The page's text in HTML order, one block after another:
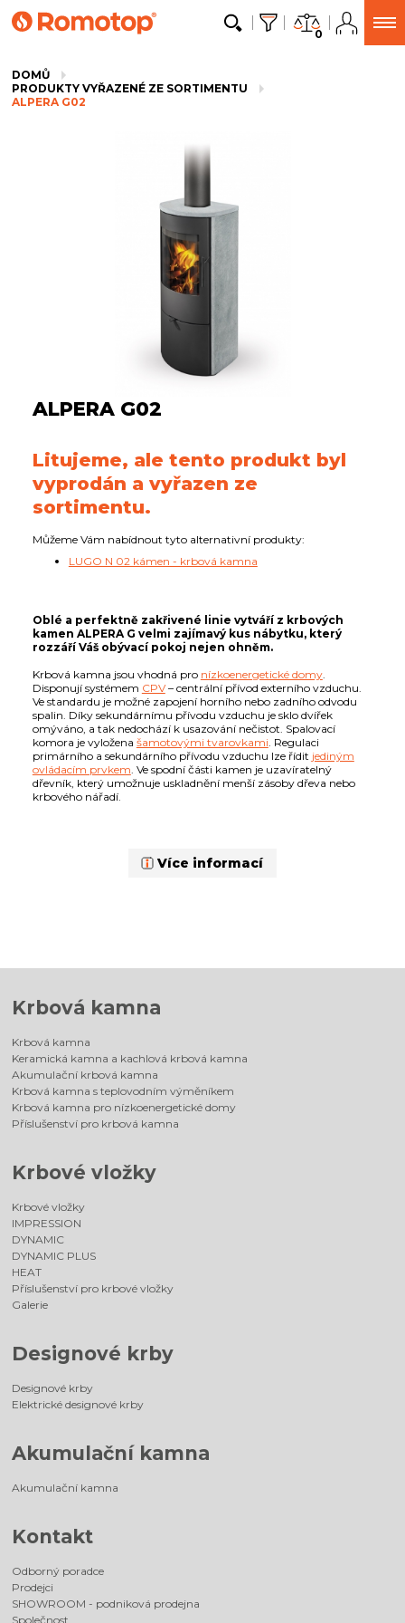
0
DOMŮ
PRODUKTY VYŘAZENÉ ZE SORTIMENTU
ALPERA G02
ALPERA G02
Litujeme, ale tento produkt byl
vyprodán a vyřazen ze
sortimentu.
Můžeme Vám nabídnout tyto alternativní produkty:
LUGO N 02 kámen - krbová kamna
Oblé a perfektně zakřivené linie vytváří z krbových
kamen ALPERA G velmi zajímavý kus nábytku, který
rozzáří Váš obývací pokoj nejen ohněm.
Krbová kamna jsou vhodná pro nízkoenergetické domy.
Disponují systémem CPV– centrální přívod externího vzduchu.
Ve standardu je možné zapojení horního nebo zadního odvodu
spalin. Díky sekundárnímu přívodu vzduchu je sklo dvířek
omýváno, a tak nedochází k usazování nečistot. Spalovací
komora je vyložena šamotovými tvarovkami . Regulaci
primárního a sekundárního přívodu vzduchu lze řídit jediným
ovládacím prvkem . Ve spodní části kamen je uzavíratelný
dřevník, který umožnuje uskladnění menší zásoby dřeva nebo
krbového nářadí.
Více informací
Krbová kamna
Krbová kamna
Keramická kamna a kachlová krbová kamna
Akumulační krbová kamna
Krbová kamna s teplovodním výměníkem
Krbová kamna pro nízkoenergetické domy
Příslušenství pro krbová kamna
Krbové vložky
Krbové vložky
IMPRESSION
DYNAMIC
DYNAMIC PLUS
HEAT
Příslušenství pro krbové vložky
Galerie
Designové krby
Designové krby
Elektrické designové krby
Akumulační kamna
Akumulační kamna
Kontakt
Odborný poradce
Prodejci
SHOWROOM - podniková prodejna
Společnost